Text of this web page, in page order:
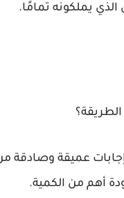
يملكونه تمامًا.
أهم من الكمية.